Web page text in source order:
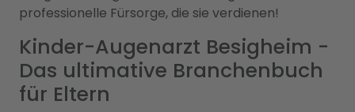
professionelle Fürsorge, die sie verdienen!
Kinder-Augenarzt Besigheim -
Das ultimative Branchenbuch
für Eltern